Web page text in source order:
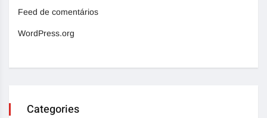
Feed de comentários
WordPress.org
Categories